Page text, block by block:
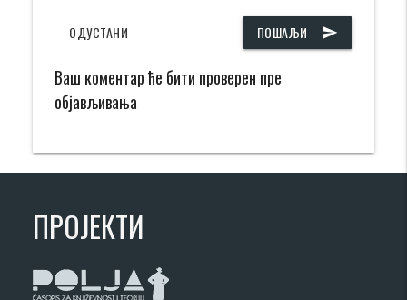
ПОШАЉИ send
ОДУСТАНИ
Ваш коментар ће бити проверен пре
објављивања
ПРОЈЕКТИ